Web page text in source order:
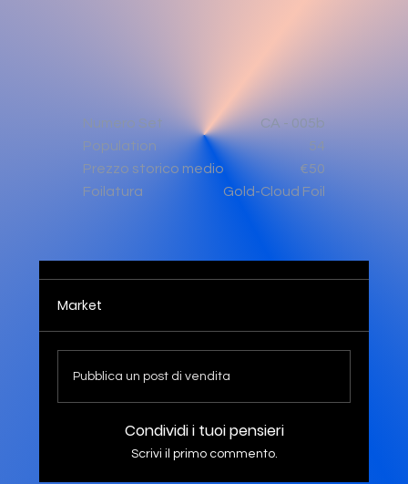
Numero Set
Population
Prezzo storico medio
Foilatura
CA - 005b
54
€50
Gold-Cloud Foil
Market
Pubblica un post di vendita
Condividi i tuoi pensieri
Scrivi il primo commento.